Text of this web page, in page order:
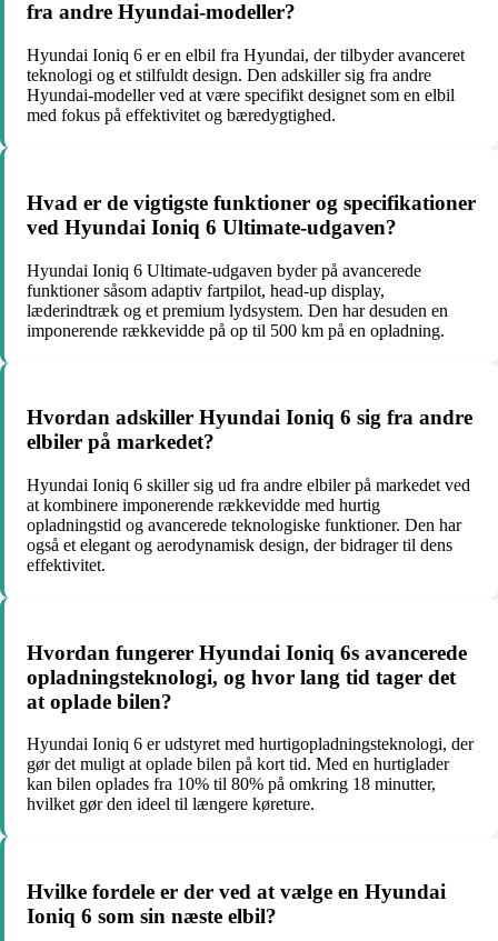
fra andre Hyundai-modeller?
Hyundai Ioniq 6 er en elbil fra Hyundai, der tilbyder avanceret
teknologi og et stilfuldt design. Den adskiller sig fra andre
Hyundai-modeller ved at være specifikt designet som en elbil
med fokus på effektivitet og bæredygtighed.
Hvad er de vigtigste funktioner og specifikationer
ved Hyundai Ioniq 6 Ultimate-udgaven?
Hyundai Ioniq 6 Ultimate-udgaven byder på avancerede
funktioner såsom adaptiv fartpilot, head-up display,
læderindtræk og et premium lydsystem. Den har desuden en
imponerende rækkevidde på op til 500 km på en opladning.
Hvordan adskiller Hyundai Ioniq 6 sig fra andre
elbiler på markedet?
Hyundai Ioniq 6 skiller sig ud fra andre elbiler på markedet ved
at kombinere imponerende rækkevidde med hurtig
opladningstid og avancerede teknologiske funktioner. Den har
også et elegant og aerodynamisk design, der bidrager til dens
effektivitet.
Hvordan fungerer Hyundai Ioniq 6s avancerede
opladningsteknologi, og hvor lang tid tager det
at oplade bilen?
Hyundai Ioniq 6 er udstyret med hurtigopladningsteknologi, der
gør det muligt at oplade bilen på kort tid. Med en hurtiglader
kan bilen oplades fra 10% til 80% på omkring 18 minutter,
hvilket gør den ideel til længere køreture.
Hvilke fordele er der ved at vælge en Hyundai
Ioniq 6 som sin næste elbil?